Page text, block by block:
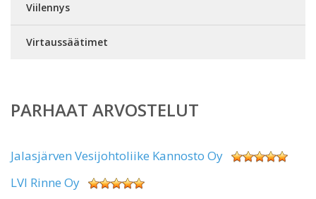
Viilennys
Virtaussäätimet
PARHAAT ARVOSTELUT
Jalasjärven Vesijohtoliike Kannosto Oy
LVI Rinne Oy